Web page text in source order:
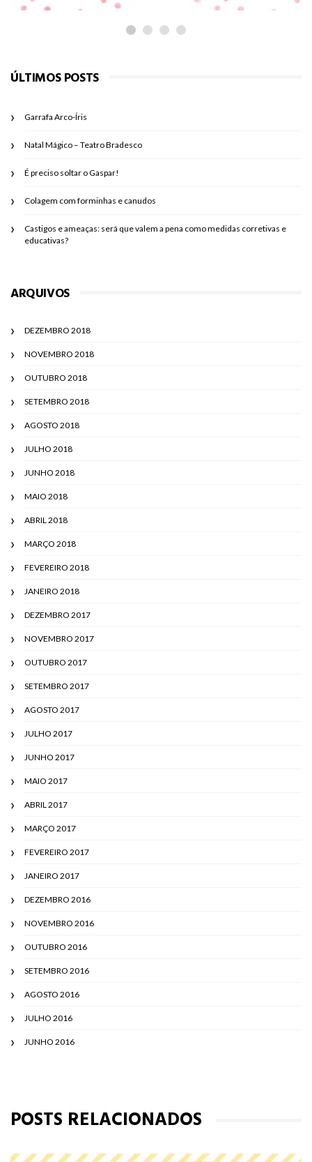
ÚLTIMOS POSTS
Garrafa Arco-Íris
Natal Mágico – Teatro Bradesco
É preciso soltar o Gaspar!
Colagem com forminhas e canudos
Castigos e ameaças: será que valem a pena como medidas corretivas e
educativas?
ARQUIVOS
DEZEMBRO 2018
NOVEMBRO 2018
OUTUBRO 2018
SETEMBRO 2018
AGOSTO 2018
JULHO 2018
JUNHO 2018
MAIO 2018
ABRIL 2018
MARÇO 2018
FEVEREIRO 2018
JANEIRO 2018
DEZEMBRO 2017
NOVEMBRO 2017
OUTUBRO 2017
SETEMBRO 2017
AGOSTO 2017
JULHO 2017
JUNHO 2017
MAIO 2017
ABRIL 2017
MARÇO 2017
FEVEREIRO 2017
JANEIRO 2017
DEZEMBRO 2016
NOVEMBRO 2016
OUTUBRO 2016
SETEMBRO 2016
AGOSTO 2016
JULHO 2016
JUNHO 2016
POSTS RELACIONADOS